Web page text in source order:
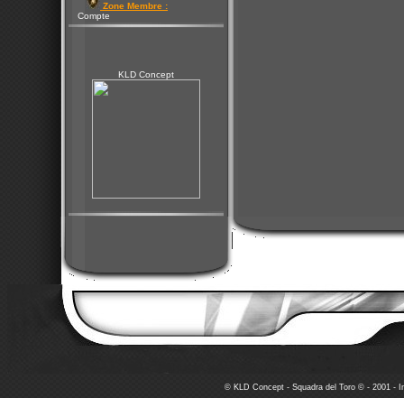
Zone Membre :
Compte
KLD Concept
© KLD Concept - Squadra del Toro © - 2001 -